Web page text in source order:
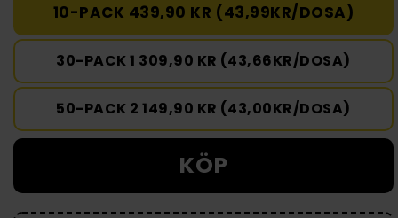
10-PACK 439,90 KR (43,99KR/DOSA)
30-PACK 1 309,90 KR (43,66KR/DOSA)
50-PACK 2 149,90 KR (43,00KR/DOSA)
KÖP